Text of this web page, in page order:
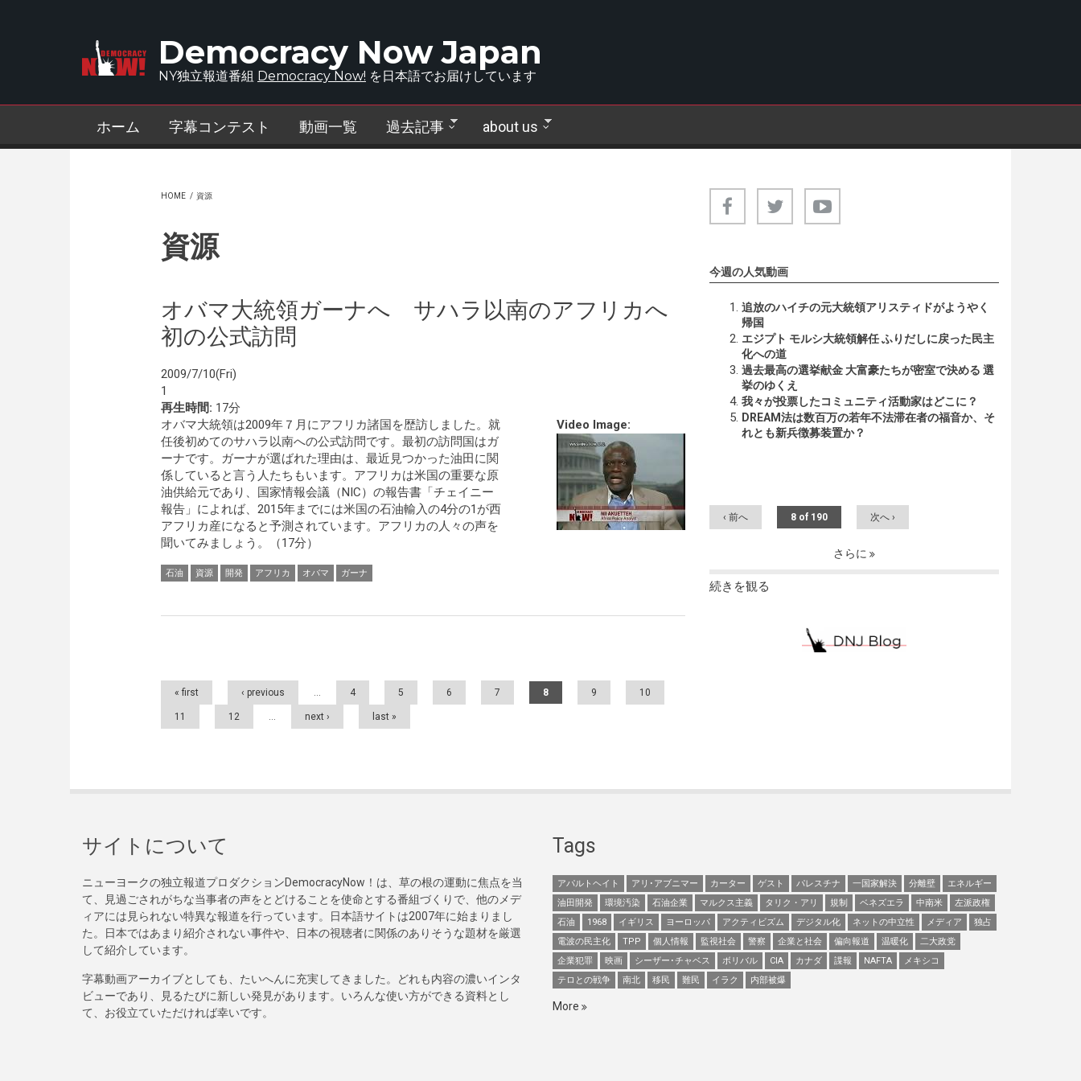
Democracy Now Japan
NY独立報道番組 Democracy Now! を日本語でお届けしています
ホーム 字幕コンテスト 動画一覧 過去記事 about us
HOME / 資源
資源
オバマ大統領ガーナへ サハラ以南のアフリカへ
初の公式訪問
2009/7/10(Fri)
1
再生時間: 17分
Video Image:
オバマ大統領は2009年７月にアフリカ諸国を歴訪しました。就
任後初めてのサハラ以南への公式訪問です。最初の訪問国はガ
ーナです。ガーナが選ばれた理由は、最近見つかった油田に関
係していると言う人たちもいます。アフリカは米国の重要な原
油供給元であり、国家情報会議（NIC）の報告書「チェイニー
報告」によれば、2015年までには米国の石油輸入の4分の1が西
アフリカ産になると予測されています。アフリカの人々の声を
聞いてみましょう。（17分）
石油 資源 開発 アフリカ オバマ ガーナ
Pages
« first ‹ previous … 4 5 6 7 8 9 10
11 12 … next › last »
今週の人気動画
追放のハイチの元大統領アリスティドがようやく
帰国
エジプト モルシ大統領解任 ふりだしに戻った民主
化への道
過去最高の選挙献金 大富豪たちが密室で決める 選
挙のゆくえ
我々が投票したコミュニティ活動家はどこに？
DREAM法は数百万の若年不法滞在者の福音か、そ
れとも新兵徴募装置か？
‹ 前へ 8 of 190 次へ ›
さらに
続きを観る
サイトについて
ニューヨークの独立報道プロダクションDemocracyNow！は、草の根の運動に焦点を当
て、見過ごされがちな当事者の声をとどけることを使命とする番組づくりで、他のメデ
ィアには見られない特異な報道を行っています。日本語サイトは2007年に始まりまし
た。日本ではあまり紹介されない事件や、日本の視聴者に関係のありそうな題材を厳選
して紹介しています。
字幕動画アーカイブとしても、たいへんに充実してきました。どれも内容の濃いインタ
ビューであり、見るたびに新しい発見があります。いろんな使い方ができる資料とし
て、お役立ていただければ幸いです。
Tags
アパルトヘイト アリ･アブニマー カーター ゲスト パレスチナ 一国家解決 分離壁
エネルギー
油田開発
環境汚染 石油企業 マルクス主義 タリク・アリ 規制 ベネズエラ 中南米
左派政権
石油
1968 イギリス ヨーロッパ アクティビズム デジタル化 ネットの中立性 メディア
独占
電波の民主化
TPP 個人情報 監視社会 警察 企業と社会 偏向報道 温暖化
二大政党
企業犯罪
映画 シーザー･チャベス ボリバル CIA カナダ 諜報 NAFTA
メキシコ
テロとの戦争
南北 移民 難民 イラク 内部被爆
More